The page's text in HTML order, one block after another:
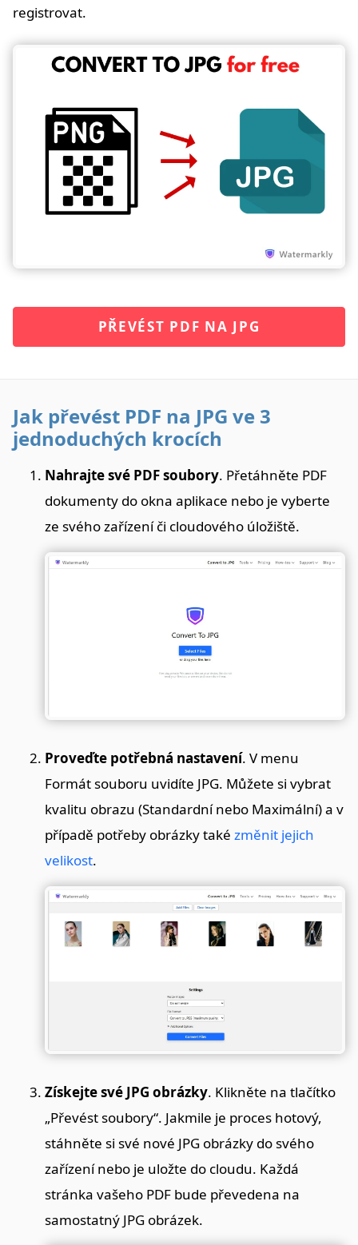
registrovat.
PŘEVÉST PDF NA JPG
Jak převést PDF na JPG ve 3
jednoduchých krocích
Nahrajte své PDF soubory. Přetáhněte PDF
dokumenty do okna aplikace nebo je vyberte
ze svého zařízení či cloudového úložiště.
Proveďte potřebná nastavení. V menu
Formát souboru uvidíte JPG. Můžete si vybrat
kvalitu obrazu (Standardní nebo Maximální) a v
případě potřeby obrázky také změnit jejich
velikost.
Získejte své JPG obrázky. Klikněte na tlačítko
„Převést soubory“. Jakmile je proces hotový,
stáhněte si své nové JPG obrázky do svého
zařízení nebo je uložte do cloudu. Každá
stránka vašeho PDF bude převedena na
samostatný JPG obrázek.